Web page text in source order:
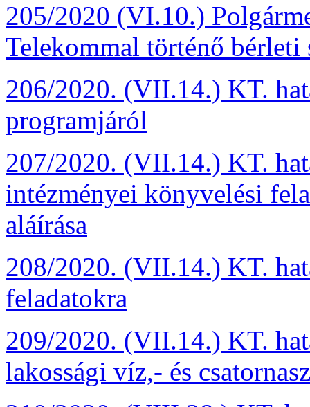
205/2020 (VI.10.)
Telekommal történő bérleti
206/2020. (VII.14.) KT.
programjáról
207/2020. (VII.14.) KT.
intézményei könyvelési
aláírása
208/2020. (VII.14.) KT.
feladatokra
209/2020. (VII.14.) KT.
lakossági víz,- és